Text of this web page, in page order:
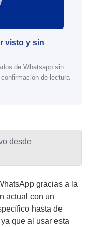
visto y sin
de Whatsapp sin
de lectura
desde
gracias a la
actual con un
hasta de
que al usar esta